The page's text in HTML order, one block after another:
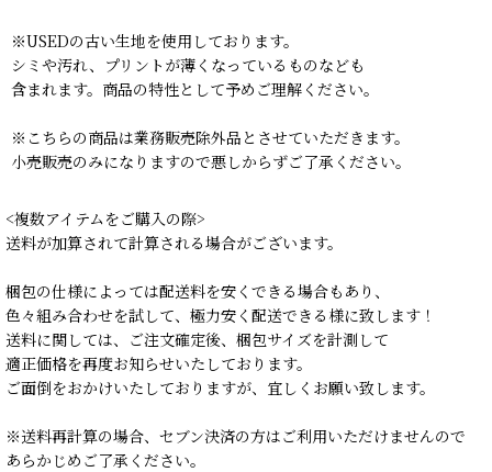
※USEDの古い生地を使用しております。
シミや汚れ、プリントが薄くなっているものなども
含まれます。商品の特性として予めご理解ください。
※こちらの商品は業務販売除外品とさせていただきます。
小売販売のみになりますので悪しからずご了承ください。
<複数アイテムをご購入の際>
送料が加算されて計算される場合がございます。
梱包の仕様によっては配送料を安くできる場合もあり、
色々組み合わせを試して、極力安く配送できる様に致します！
送料に関しては、ご注文確定後、梱包サイズを計測して
適正価格を再度お知らせいたしております。
ご面倒をおかけいたしておりますが、宜しくお願い致します。
※送料再計算の場合、セブン決済の方はご利用いただけませんので
あらかじめご了承ください。